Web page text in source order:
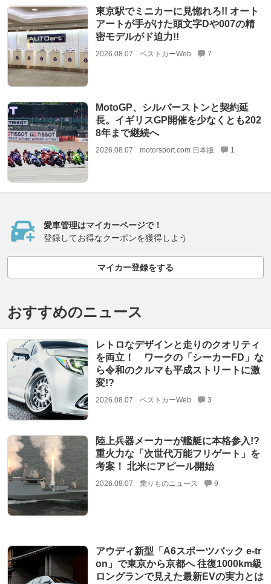
東京駅でミニカーに見惚れろ!! オート
アートが手がけた頭文字Dや007の精
密モデルがド迫力!!
2026.08.07 ベストカーWeb 7
MotoGP、シルバーストンと契約延
長。イギリスGP開催を少なくとも202
8年まで継続へ
2026.08.07 motorsport.com 日本版 1
愛車管理はマイカーページで！
登録してお得なクーポンを獲得しよう
マイカー登録をする
おすすめのニュース
レトロなデザインと走りのクオリティ
を両立！ ワークの「シーカーFD」な
ら令和のクルマも平成ストリートに激
変!?
2026.08.07 ベストカーWeb 3
陸上兵器メーカーが艦艇に本格参入!?
重火力な「次世代万能フリゲート」を
考案！ 北米にアピール開始
2026.08.07 乗りものニュース 9
アウディ新型「A6スポーツバック e-tr
on」で東京から京都へ 往復1000km級
ロングランで見えた最新EVの実力とは